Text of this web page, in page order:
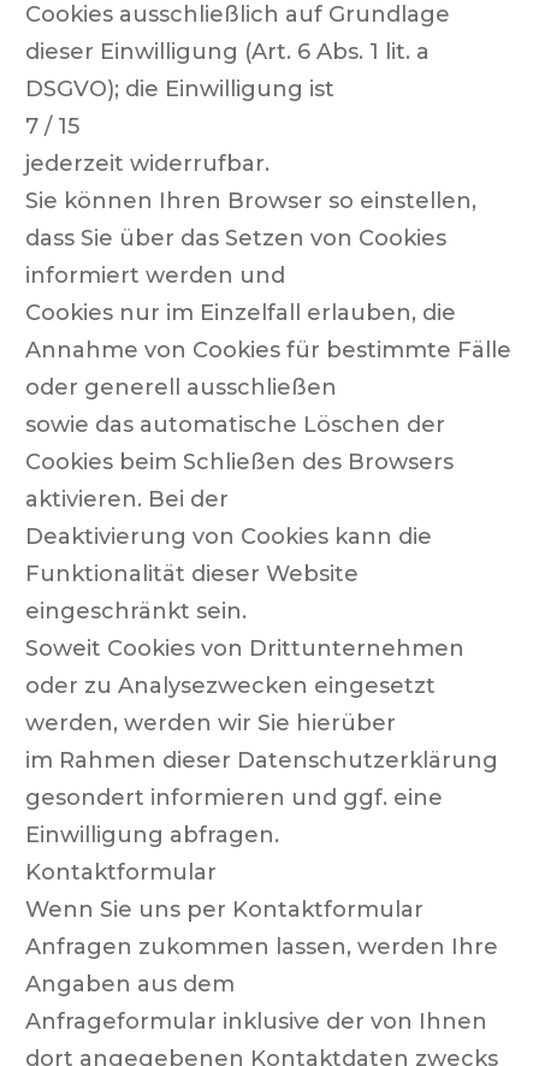
Cookies ausschließlich auf Grundlage
dieser Einwilligung (Art. 6 Abs. 1 lit. a
DSGVO); die Einwilligung ist
7 / 15
jederzeit widerrufbar.
Sie können Ihren Browser so einstellen,
dass Sie über das Setzen von Cookies
informiert werden und
Cookies nur im Einzelfall erlauben, die
Annahme von Cookies für bestimmte Fälle
oder generell ausschließen
sowie das automatische Löschen der
Cookies beim Schließen des Browsers
aktivieren. Bei der
Deaktivierung von Cookies kann die
Funktionalität dieser Website
eingeschränkt sein.
Soweit Cookies von Drittunternehmen
oder zu Analysezwecken eingesetzt
werden, werden wir Sie hierüber
im Rahmen dieser Datenschutzerklärung
gesondert informieren und ggf. eine
Einwilligung abfragen.
Kontaktformular
Wenn Sie uns per Kontaktformular
Anfragen zukommen lassen, werden Ihre
Angaben aus dem
Anfrageformular inklusive der von Ihnen
dort angegebenen Kontaktdaten zwecks